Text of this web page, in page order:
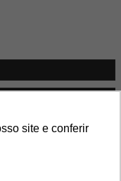
site e conferir